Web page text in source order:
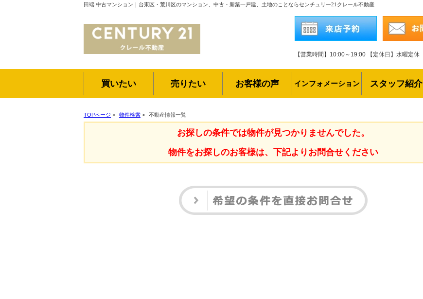
田端 中古マンション｜台東区・荒川区のマンション、中古・新築一戸建、土地のことならセンチュリー21クレール不動産
【営業時間】10:00～19:00 【定休日】水曜定休
買いたい 売りたい お客様の声 インフォメーション スタッフ紹介
TOPページ > 物件検索 > 不動産情報一覧
お探しの条件では物件が見つかりませんでした。
物件をお探しのお客様は、下記よりお問合せください